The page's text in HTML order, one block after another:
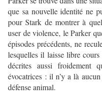
que sa nouvelle identité ne
pour Stark de montrer à
user de violence, le Parker
épisodes précédents, ne
lesquelles il laisse libre
décrites aussi froidement
évocatrices : il n’y a là
défense animal.